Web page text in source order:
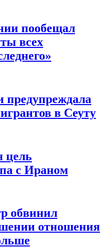
пообещал
всех
предупреждала
в Сеуту
цель
с Ираном
обвинил
отношения